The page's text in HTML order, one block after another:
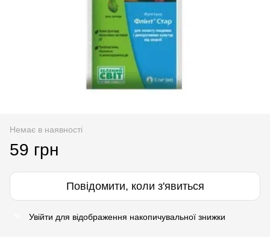
Немає в наявності
59 грн
Повідомити, коли з'явиться
Увійти для відображення накопичувальної знижки